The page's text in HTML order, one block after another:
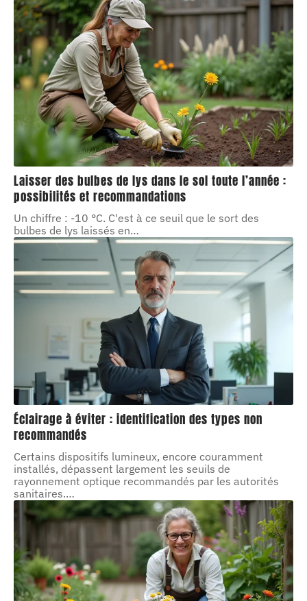
Laisser des bulbes de lys dans le sol toute l’année :
possibilités et recommandations
Un chiffre : -10 °C. C'est à ce seuil que le sort des
bulbes de lys laissés en…
Éclairage à éviter : identification des types non
recommandés
Certains dispositifs lumineux, encore couramment
installés, dépassent largement les seuils de
rayonnement optique recommandés par les autorités
sanitaires.…